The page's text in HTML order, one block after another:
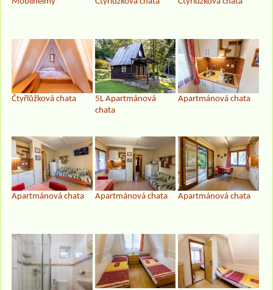
Čtyřlůžková chata
5L Apartmánová
chata
Apartmánová chata
Apartmánová chata Apartmánová chata Apartmánová chata